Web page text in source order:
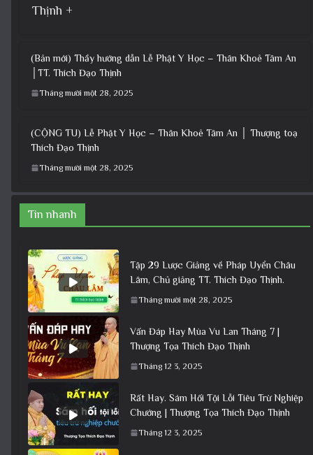
Thịnh +
(Bản mới) Thầy hướng dẫn Lễ Phật Y Học – Thân Khoẻ Tâm An
│TT. Thích Đạo Thịnh
Tháng mười một 28, 2025
(CỘNG TU) Lễ Phật Y Học – Thân Khoẻ Tâm An │ Thượng toạ
Thích Đạo Thịnh
Tháng mười một 28, 2025
Tin nhanh
Tập 29 Lược Giảng về Pháp Uyển Châu
Lâm, Chủ giảng TT. Thích Đạo Thịnh.
Tháng mười một 28, 2025
Vấn Đáp Hay Mùa Vu Lan Tháng 7 |
Thượng Tọa Thích Đạo Thịnh
Tháng 12 3, 2025
Rất Hay. Sám Hối Tội Lỗi Tiêu Trừ Nghiệp
Chướng | Thượng Tọa Thích Đạo Thịnh
Tháng 12 3, 2025